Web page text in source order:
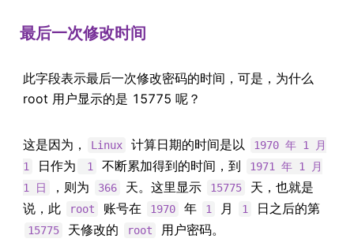
最后一次修改时间
此字段表示最后一次修改密码的时间，可是，为什么
root 用户显示的是 15775 呢？
这是因为， Linux 计算日期的时间是以
1970 年 1 月
1
日作为 1 不断累加得到的时间，到
1971 年 1 月
1 日
，则为 366 天。这里显示 15775
天，也就是
说，此
root 账号在 1970 年 1 月 1 日之后的第
15775 天修改的 root 用户密码。